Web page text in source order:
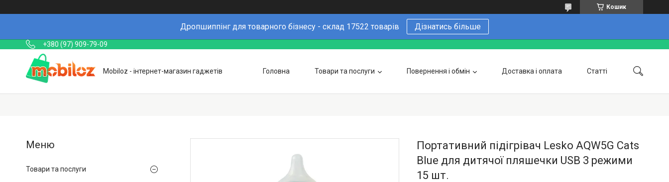
Кошик
Дропшиппінг для товарного бізнесу - склад 17522 товарів Дізнатись більше
+380 (97) 909-79-09
Mobiloz - інтернет-магазин гаджетів Головна Товари та послуги Повернення і обмін Доставка і оплата Статті
Оптовим покупцям Напишіть нам в Telegram Фотогалерея
Портативний підігрівач Lesko AQW5G Cats
Blue для дитячої пляшечки USB 3 режими
15 шт.
Товари та послуги